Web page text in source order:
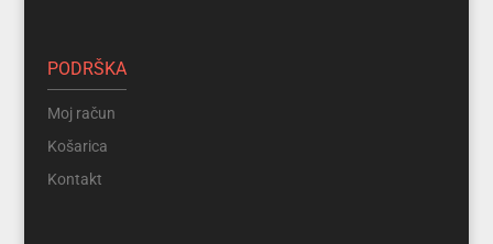
PODRŠKA
Moj račun
Košarica
Kontakt